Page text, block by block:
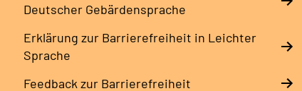
Deutscher Gebärdensprache
Erklärung zur Barrierefreiheit in Leichter
Sprache
Feedback zur Barrierefreiheit